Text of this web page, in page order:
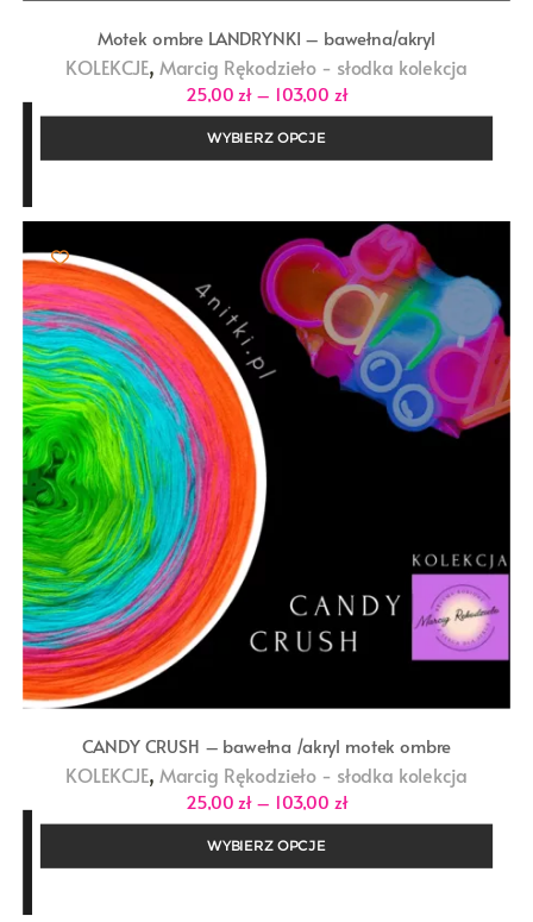
Motek ombre LANDRYNKI – bawełna/akryl
KOLEKCJE, Marcig Rękodzieło - słodka kolekcja
25,00 zł – 103,00 złZakres
cen:
do
WYBIERZ OPCJE
CANDY CRUSH – bawełna /akryl motek ombre
KOLEKCJE, Marcig Rękodzieło - słodka kolekcja
25,00 zł – 103,00 złZakres
cen:
do
WYBIERZ OPCJE